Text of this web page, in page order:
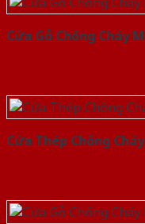
Cửa Gỗ Chống Cháy
Cửa Thép Chống